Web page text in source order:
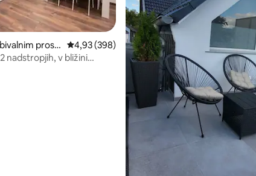
mnenj: 154
prost
Povprečna ocena: 4,93 od 5, št. mnenj: 398
4,93 (398)
nadstropjih, v bližini